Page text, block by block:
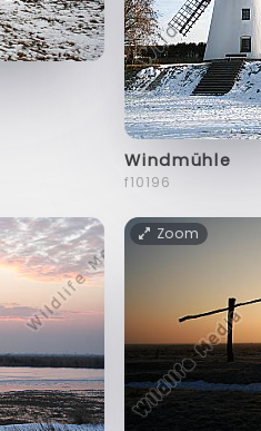
Windmühle
f10196
Zoom